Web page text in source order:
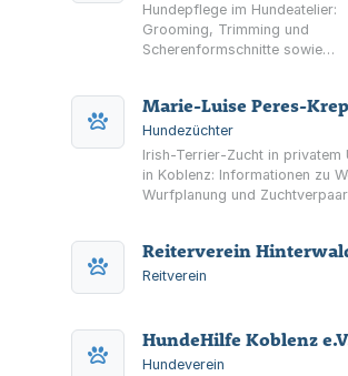
Hundepflege im Hundeatelier:
Grooming, Trimming und
Scherenformschnitte sowie
Hunde-Accessoires
Marie-Luise Peres-
Hundezüchter
Irish-Terrier-Zucht in privatem
in Koblenz: Informationen zu
Wurfplanung und
Reiterverein
Reitverein
HundeHilfe Koblenz
Hundeverein